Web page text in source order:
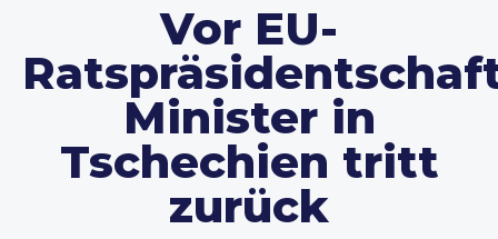
Vor EU-
Minister in
Tschechien tritt
zurück